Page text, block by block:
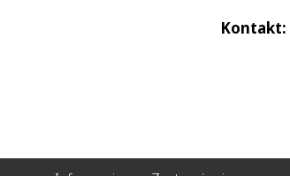
Kontakt: